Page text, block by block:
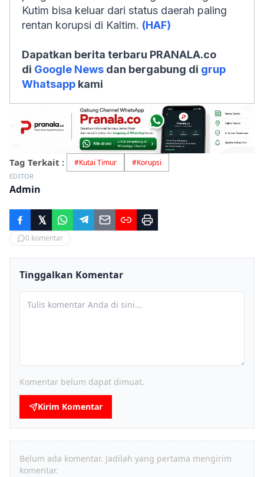
Kutim bisa keluar dari status daerah paling
rentan korupsi di Kaltim. (HAF)
Dapatkan berita terbaru PRANALA.co
di Google News dan bergabung di grup
Whatsapp kami
Tag Terkait : #Kutai Timur #Korupsi
EDITOR
Admin
0 komentar
Tinggalkan Komentar
Komentar belum dapat dimuat.
Kirim Komentar
Belum ada komentar. Jadilah yang pertama mengirim
komentar.